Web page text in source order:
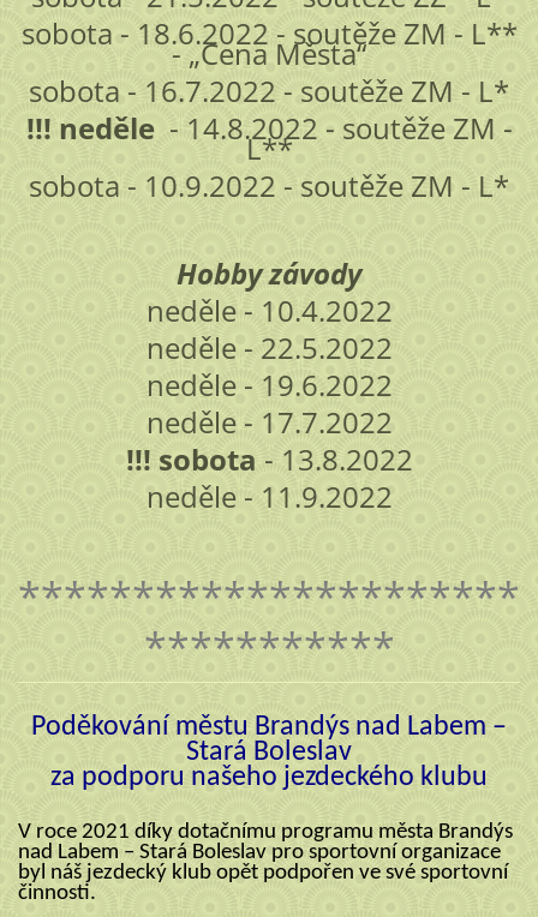
sobota - 18.6.2022 - soutěže ZM - L**
- „Cena Města“
sobota - 16.7.2022 - soutěže ZM - L*
!!! neděle- 14.8.2022 - soutěže ZM -
L**
sobota - 10.9.2022 - soutěže ZM - L*
Hobby závody
neděle - 10.4.2022
neděle - 22.5.2022
neděle - 19.6.2022
neděle - 17.7.2022
!!! sobota - 13.8.2022
neděle - 11.9.2022
**********************
***********
Poděkování městu Brandýs nad Labem –
Stará Boleslav
za podporu našeho jezdeckého klubu
V roce 2021 díky dotačnímu programu města Brandýs
nad Labem – Stará Boleslav pro sportovní organizace
byl náš jezdecký klub opět podpořen ve své sportovní
činnosti.